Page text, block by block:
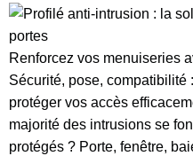
Renforcez vos menuiseries
Sécurité, pose, compatibilité
protéger vos accès
majorité des intrusions se
protégés ? Porte, fenêtre,